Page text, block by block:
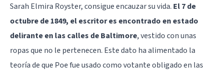
Sarah Elmira Royster, consigue encauzar su vida. El 7 de
octubre de 1849, el escritor es encontrado en estado
delirante en las calles de Baltimore, vestido con unas
ropas que no le pertenecen. Este dato ha alimentado la
teoría de que Poe fue usado como votante obligado en las